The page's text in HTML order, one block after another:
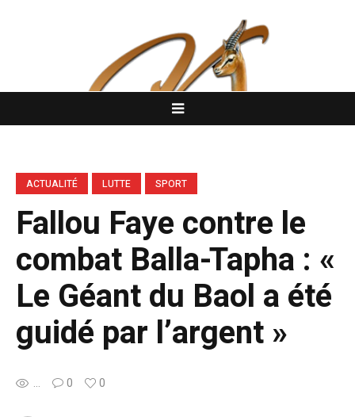
ACTUALITÉ LUTTE SPORT
Fallou Faye contre le
combat Balla-Tapha : «
Le Géant du Baol a été
guidé par l’argent »
... 0 0